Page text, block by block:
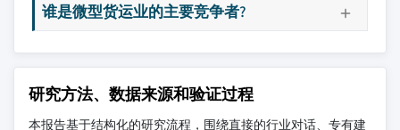
谁是微型货运业的主要竞争者?
研究方法、数据来源和验证过程
本报告基于结构化的研究流程，围绕直接的行业对话、专有建